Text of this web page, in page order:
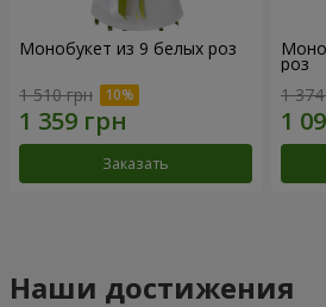
Монобукет из 9 белых роз
1 510 грн
Заказать
роз
1
Наши достижения